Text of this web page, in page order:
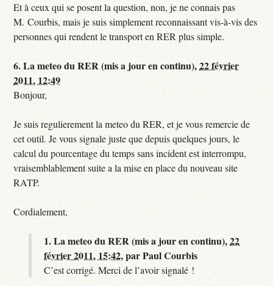
Et à ceux qui se posent la question, non, je ne connais pas
M. Courbis, mais je suis simplement reconnaissant vis-à-vis des
personnes qui rendent le transport en RER plus simple.
6.La meteo du RER (mis a jour en continu),22 février
2011, 12:49
Bonjour,
Je suis regulierement la meteo du RER, et je vous remercie de
cet outil. Je vous signale juste que depuis quelques jours, le
calcul du pourcentage du temps sans incident est interrompu,
vraisemblablement suite a la mise en place du nouveau site
RATP.
Cordialement,
1.La meteo du RER (mis a jour en continu),22
février 2011, 15:42,parPaul Courbis
C’est corrigé. Merci de l’avoir signalé !